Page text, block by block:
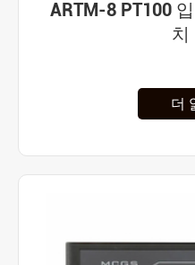
ARTM-8 PT100
치
더